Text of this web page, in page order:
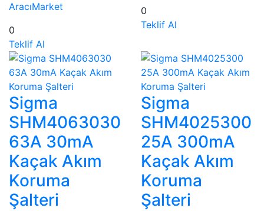
AracıMarket
0
Teklif Al
0
Teklif Al
Sigma
SHM4063030
63A 30mA
Kaçak Akım
Koruma
Şalteri
Sigma
SHM4025300
25A 300mA
Kaçak Akım
Koruma
Şalteri